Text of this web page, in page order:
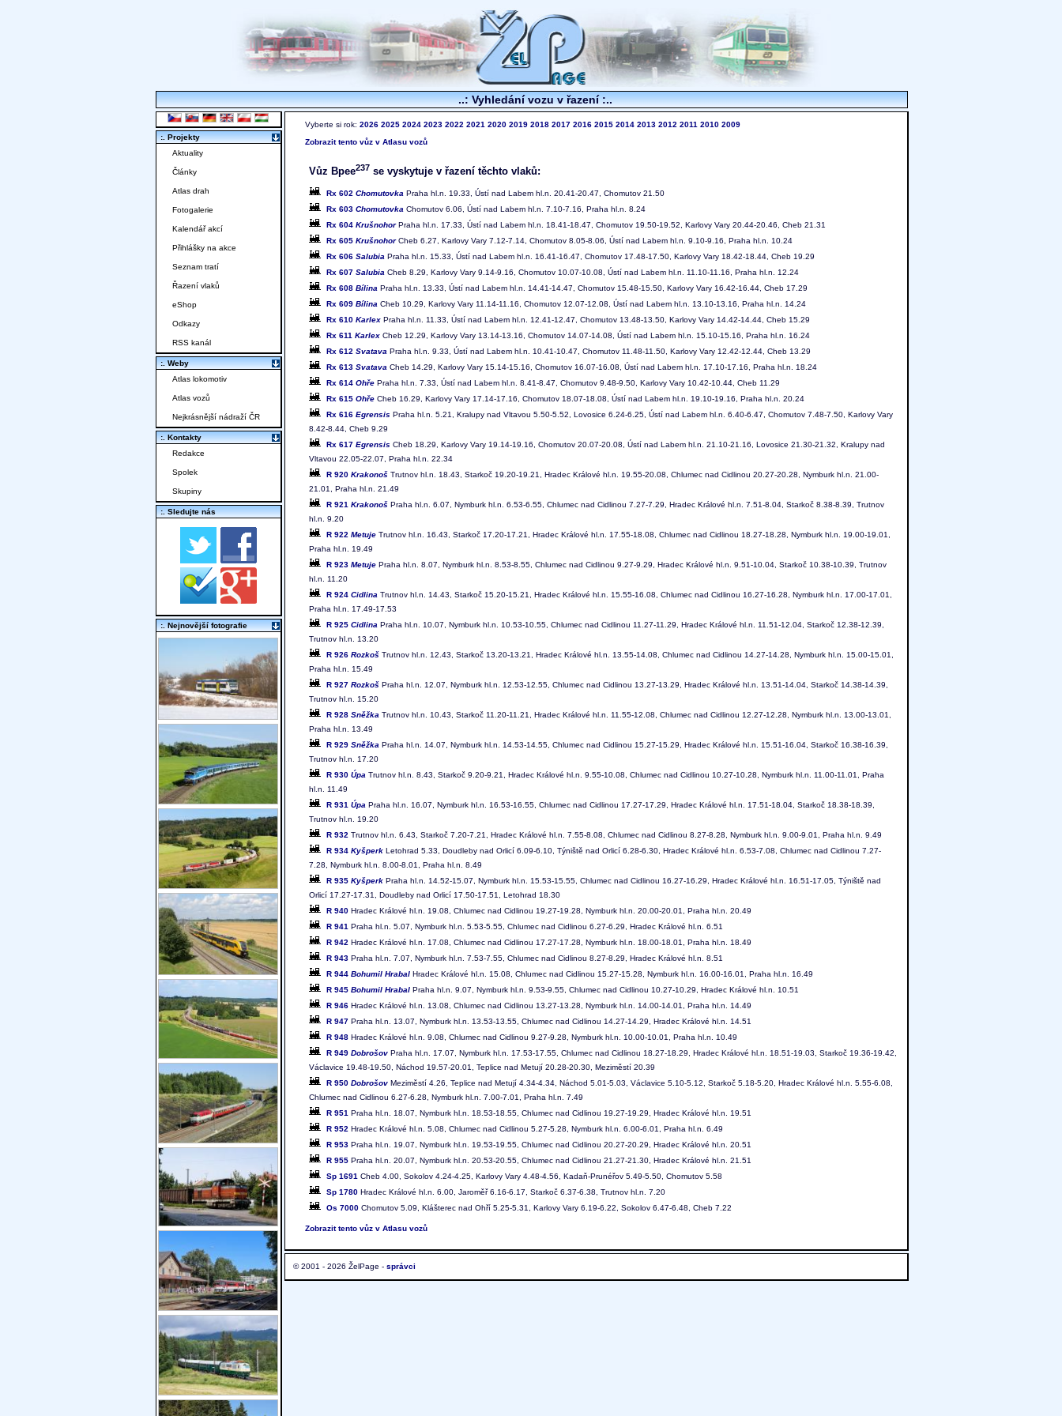
..: Vyhledání vozu v řazení :..
Vyberte si rok: 2026 2025 2024 2023 2022 2021 2020 2019 2018 2017 2016 2015 2014 2013 2012 2011 2010 2009
Zobrazit tento vůz v Atlasu vozů
Vůz Bpee237 se vyskytuje v řazení těchto vlaků:
Rx 602 Chomutovka Praha hl.n. 19.33, Ústí nad Labem hl.n. 20.41-20.47, Chomutov 21.50
Rx 603 Chomutovka Chomutov 6.06, Ústí nad Labem hl.n. 7.10-7.16, Praha hl.n. 8.24
Rx 604 KrušnohorPraha hl.n. 17.33, Ústí nad Labem hl.n. 18.41-18.47, Chomutov 19.50-19.52, Karlovy Vary 20.44-20.46, Cheb 21.31
Rx 605 KrušnohorCheb 6.27, Karlovy Vary 7.12-7.14, Chomutov 8.05-8.06, Ústí nad Labem hl.n. 9.10-9.16, Praha hl.n. 10.24
Rx 606 Salubia Praha hl.n. 15.33, Ústí nad Labem hl.n. 16.41-16.47, Chomutov 17.48-17.50, Karlovy Vary 18.42-18.44, Cheb 19.29
Rx 607 Salubia Cheb 8.29, Karlovy Vary 9.14-9.16, Chomutov 10.07-10.08, Ústí nad Labem hl.n. 11.10-11.16, Praha hl.n. 12.24
Rx 608 Bílina Praha hl.n. 13.33, Ústí nad Labem hl.n. 14.41-14.47, Chomutov 15.48-15.50, Karlovy Vary 16.42-16.44, Cheb 17.29
Rx 609 Bílina Cheb 10.29, Karlovy Vary 11.14-11.16, Chomutov 12.07-12.08, Ústí nad Labem hl.n. 13.10-13.16, Praha hl.n. 14.24
Rx 610 Karlex Praha hl.n. 11.33, Ústí nad Labem hl.n. 12.41-12.47, Chomutov 13.48-13.50, Karlovy Vary 14.42-14.44, Cheb 15.29
Rx 611 Karlex Cheb 12.29, Karlovy Vary 13.14-13.16, Chomutov 14.07-14.08, Ústí nad Labem hl.n. 15.10-15.16, Praha hl.n. 16.24
Rx 612 Svatava Praha hl.n. 9.33, Ústí nad Labem hl.n. 10.41-10.47, Chomutov 11.48-11.50, Karlovy Vary 12.42-12.44, Cheb 13.29
Rx 613 Svatava Cheb 14.29, Karlovy Vary 15.14-15.16, Chomutov 16.07-16.08, Ústí nad Labem hl.n. 17.10-17.16, Praha hl.n. 18.24
Rx 614 Ohře Praha hl.n. 7.33, Ústí nad Labem hl.n. 8.41-8.47, Chomutov 9.48-9.50, Karlovy Vary 10.42-10.44, Cheb 11.29
Rx 615 Ohře Cheb 16.29, Karlovy Vary 17.14-17.16, Chomutov 18.07-18.08, Ústí nad Labem hl.n. 19.10-19.16, Praha hl.n. 20.24
Rx 616 Egrensis Praha hl.n. 5.21, Kralupy nad Vltavou 5.50-5.52, Lovosice 6.24-6.25, Ústí nad Labem hl.n. 6.40-6.47, Chomutov 7.48-7.50, Karlovy Vary
8.42-8.44, Cheb 9.29
Rx 617 Egrensis Cheb 18.29, Karlovy Vary 19.14-19.16, Chomutov 20.07-20.08, Ústí nad Labem hl.n. 21.10-21.16, Lovosice 21.30-21.32, Kralupy nad
Vltavou 22.05-22.07, Praha hl.n. 22.34
R 920 Krakonoš Trutnov hl.n. 18.43, Starkoč 19.20-19.21, Hradec Králové hl.n. 19.55-20.08, Chlumec nad Cidlinou 20.27-20.28, Nymburk hl.n. 21.00-
21.01, Praha hl.n. 21.49
R 921 Krakonoš Praha hl.n. 6.07, Nymburk hl.n. 6.53-6.55, Chlumec nad Cidlinou 7.27-7.29, Hradec Králové hl.n. 7.51-8.04, Starkoč 8.38-8.39, Trutnov
hl.n. 9.20
R 922 Metuje Trutnov hl.n. 16.43, Starkoč 17.20-17.21, Hradec Králové hl.n. 17.55-18.08, Chlumec nad Cidlinou 18.27-18.28, Nymburk hl.n. 19.00-19.01,
Praha hl.n. 19.49
R 923 Metuje Praha hl.n. 8.07, Nymburk hl.n. 8.53-8.55, Chlumec nad Cidlinou 9.27-9.29, Hradec Králové hl.n. 9.51-10.04, Starkoč 10.38-10.39, Trutnov
hl.n. 11.20
R 924 Cidlina Trutnov hl.n. 14.43, Starkoč 15.20-15.21, Hradec Králové hl.n. 15.55-16.08, Chlumec nad Cidlinou 16.27-16.28, Nymburk hl.n. 17.00-17.01,
Praha hl.n. 17.49-17.53
R 925 Cidlina Praha hl.n. 10.07, Nymburk hl.n. 10.53-10.55, Chlumec nad Cidlinou 11.27-11.29, Hradec Králové hl.n. 11.51-12.04, Starkoč 12.38-12.39,
Trutnov hl.n. 13.20
R 926 Rozkoš Trutnov hl.n. 12.43, Starkoč 13.20-13.21, Hradec Králové hl.n. 13.55-14.08, Chlumec nad Cidlinou 14.27-14.28, Nymburk hl.n. 15.00-15.01,
Praha hl.n. 15.49
R 927 Rozkoš Praha hl.n. 12.07, Nymburk hl.n. 12.53-12.55, Chlumec nad Cidlinou 13.27-13.29, Hradec Králové hl.n. 13.51-14.04, Starkoč 14.38-14.39,
Trutnov hl.n. 15.20
R 928 Sněžka Trutnov hl.n. 10.43, Starkoč 11.20-11.21, Hradec Králové hl.n. 11.55-12.08, Chlumec nad Cidlinou 12.27-12.28, Nymburk hl.n. 13.00-13.01,
Praha hl.n. 13.49
R 929 Sněžka Praha hl.n. 14.07, Nymburk hl.n. 14.53-14.55, Chlumec nad Cidlinou 15.27-15.29, Hradec Králové hl.n. 15.51-16.04, Starkoč 16.38-16.39,
Trutnov hl.n. 17.20
R 930 Úpa Trutnov hl.n. 8.43, Starkoč 9.20-9.21, Hradec Králové hl.n. 9.55-10.08, Chlumec nad Cidlinou 10.27-10.28, Nymburk hl.n. 11.00-11.01, Praha
hl.n. 11.49
R 931 Úpa Praha hl.n. 16.07, Nymburk hl.n. 16.53-16.55, Chlumec nad Cidlinou 17.27-17.29, Hradec Králové hl.n. 17.51-18.04, Starkoč 18.38-18.39,
Trutnov hl.n. 19.20
R 932 Trutnov hl.n. 6.43, Starkoč 7.20-7.21, Hradec Králové hl.n. 7.55-8.08, Chlumec nad Cidlinou 8.27-8.28, Nymburk hl.n. 9.00-9.01, Praha hl.n. 9.49
R 934 Kyšperk Letohrad 5.33, Doudleby nad Orlicí 6.09-6.10, Týniště nad Orlicí 6.28-6.30, Hradec Králové hl.n. 6.53-7.08, Chlumec nad Cidlinou 7.27-
7.28, Nymburk hl.n. 8.00-8.01, Praha hl.n. 8.49
R 935 Kyšperk Praha hl.n. 14.52-15.07, Nymburk hl.n. 15.53-15.55, Chlumec nad Cidlinou 16.27-16.29, Hradec Králové hl.n. 16.51-17.05, Týniště nad
Orlicí 17.27-17.31, Doudleby nad Orlicí 17.50-17.51, Letohrad 18.30
R 940 Hradec Králové hl.n. 19.08, Chlumec nad Cidlinou 19.27-19.28, Nymburk hl.n. 20.00-20.01, Praha hl.n. 20.49
R 941 Praha hl.n. 5.07, Nymburk hl.n. 5.53-5.55, Chlumec nad Cidlinou 6.27-6.29, Hradec Králové hl.n. 6.51
R 942 Hradec Králové hl.n. 17.08, Chlumec nad Cidlinou 17.27-17.28, Nymburk hl.n. 18.00-18.01, Praha hl.n. 18.49
R 943 Praha hl.n. 7.07, Nymburk hl.n. 7.53-7.55, Chlumec nad Cidlinou 8.27-8.29, Hradec Králové hl.n. 8.51
R 944 Bohumil Hrabal Hradec Králové hl.n. 15.08, Chlumec nad Cidlinou 15.27-15.28, Nymburk hl.n. 16.00-16.01, Praha hl.n. 16.49
R 945 Bohumil Hrabal Praha hl.n. 9.07, Nymburk hl.n. 9.53-9.55, Chlumec nad Cidlinou 10.27-10.29, Hradec Králové hl.n. 10.51
R 946 Hradec Králové hl.n. 13.08, Chlumec nad Cidlinou 13.27-13.28, Nymburk hl.n. 14.00-14.01, Praha hl.n. 14.49
R 947 Praha hl.n. 13.07, Nymburk hl.n. 13.53-13.55, Chlumec nad Cidlinou 14.27-14.29, Hradec Králové hl.n. 14.51
R 948 Hradec Králové hl.n. 9.08, Chlumec nad Cidlinou 9.27-9.28, Nymburk hl.n. 10.00-10.01, Praha hl.n. 10.49
R 949 Dobrošov Praha hl.n. 17.07, Nymburk hl.n. 17.53-17.55, Chlumec nad Cidlinou 18.27-18.29, Hradec Králové hl.n. 18.51-19.03, Starkoč 19.36-19.42,
Václavice 19.48-19.50, Náchod 19.57-20.01, Teplice nad Metují 20.28-20.30, Meziměstí 20.39
R 950 Dobrošov Meziměstí 4.26, Teplice nad Metují 4.34-4.34, Náchod 5.01-5.03, Václavice 5.10-5.12, Starkoč 5.18-5.20, Hradec Králové hl.n. 5.55-6.08,
Chlumec nad Cidlinou 6.27-6.28, Nymburk hl.n. 7.00-7.01, Praha hl.n. 7.49
R 951 Praha hl.n. 18.07, Nymburk hl.n. 18.53-18.55, Chlumec nad Cidlinou 19.27-19.29, Hradec Králové hl.n. 19.51
R 952 Hradec Králové hl.n. 5.08, Chlumec nad Cidlinou 5.27-5.28, Nymburk hl.n. 6.00-6.01, Praha hl.n. 6.49
R 953 Praha hl.n. 19.07, Nymburk hl.n. 19.53-19.55, Chlumec nad Cidlinou 20.27-20.29, Hradec Králové hl.n. 20.51
R 955 Praha hl.n. 20.07, Nymburk hl.n. 20.53-20.55, Chlumec nad Cidlinou 21.27-21.30, Hradec Králové hl.n. 21.51
Sp 1691 Cheb 4.00, Sokolov 4.24-4.25, Karlovy Vary 4.48-4.56, Kadaň-Prunéřov 5.49-5.50, Chomutov 5.58
Sp 1780 Hradec Králové hl.n. 6.00, Jaroměř 6.16-6.17, Starkoč 6.37-6.38, Trutnov hl.n. 7.20
Os 7000 Chomutov 5.09, Klášterec nad Ohří 5.25-5.31, Karlovy Vary 6.19-6.22, Sokolov 6.47-6.48, Cheb 7.22
Zobrazit tento vůz v Atlasu vozů
© 2001 - 2026 ŽelPage - správci
:. Projekty
Aktuality
Články
Atlas drah
Fotogalerie
Kalendář akcí
Přihlášky na akce
Seznam tratí
Řazení vlaků
eShop
Odkazy
RSS kanál
:. Weby
Atlas lokomotiv
Atlas vozů
Nejkrásnější nádraží ČR
:. Kontakty
Redakce
Spolek
Skupiny
:. Sledujte nás
:. Nejnovější fotografie